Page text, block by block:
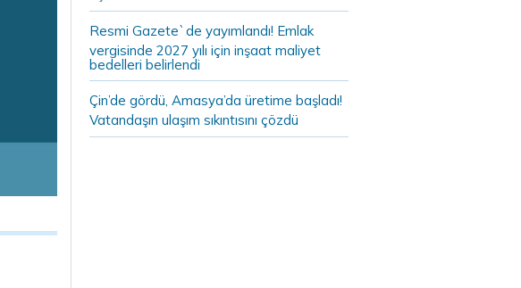
Resmi Gazete`de yayımlandı! Emlak
vergisinde 2027 yılı için inşaat maliyet
bedelleri belirlendi
Çin’de gördü, Amasya’da üretime başladı!
Vatandaşın ulaşım sıkıntısını çözdü